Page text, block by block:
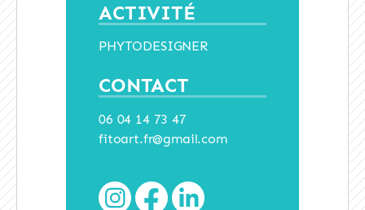
ACTIVITÉ
PHYTODESIGNER
CONTACT
06 04 14 73 47
fitoart.fr@gmail.com